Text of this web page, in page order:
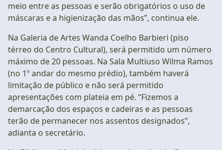
meio entre as pessoas e serão obrigatórios o uso de
máscaras e a higienização das mãos”, continua ele.
Na Galeria de Artes Wanda Coelho Barbieri (piso
térreo do Centro Cultural), será permitido um número
máximo de 20 pessoas. Na Sala Multiuso Wilma Ramos
(no 1º andar do mesmo prédio), também haverá
limitação de público e não será permitido
apresentações com plateia em pé. “Fizemos a
demarcação dos espaços e cadeiras e as pessoas
terão de permanecer nos assentos designados”,
adianta o secretário.